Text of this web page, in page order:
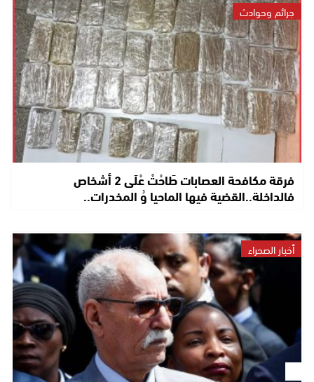
جرائم وحوادث
فرقة مكافحة العصابات طَاحْتْ عْلَى 2 أشخاص
فالداخلة..القضية فيها الماحيا وُ المخدرات..
أخبار الصحراء